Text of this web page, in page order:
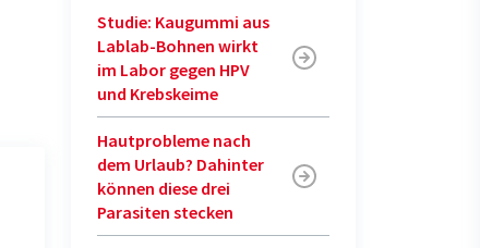
Studie: Kaugummi aus
Lablab-Bohnen wirkt
im Labor gegen HPV
und Krebskeime
Hautprobleme nach
dem Urlaub? Dahinter
können diese drei
Parasiten stecken